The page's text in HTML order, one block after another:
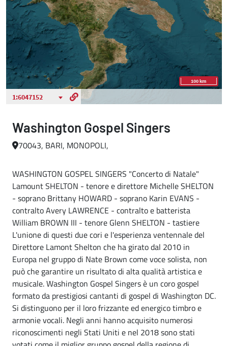
Washington Gospel Singers
70043, BARI, MONOPOLI,
WASHINGTON GOSPEL SINGERS "Concerto di Natale"
Lamount SHELTON - tenore e direttore Michelle SHELTON
- soprano Brittany HOWARD - soprano Karin EVANS -
contralto Avery LAWRENCE - contralto e batterista
William BROWN III - tenore Glenn SHELTON - tastiere
L'unione di questi due cori e l'esperienza ventennale del
Direttore Lamont Shelton che ha girato dal 2010 in
Europa nel gruppo di Nate Brown come voce solista, non
può che garantire un risultato di alta qualità artistica e
musicale. Washington Gospel Singers è un coro gospel
formato da prestigiosi cantanti di gospel di Washington DC.
Si distinguono per il loro frizzante ed energico timbro e
armonie vocali. Negli anni hanno acquisito numerosi
riconoscimenti negli Stati Uniti e nel 2018 sono stati